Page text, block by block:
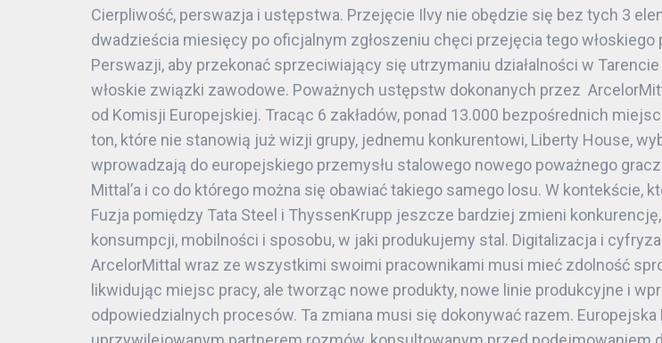
Cierpliwość, perswazja i ustępstwa. Przejęcie Ilvy nie obędzie się bez tych 3
dwadzieścia miesięcy po oficjalnym zgłoszeniu chęci przejęcia tego
Perswazji, aby przekonać sprzeciwiający się utrzymaniu działalności w
włoskie związki zawodowe. Poważnych ustępstw dokonanych przez
od Komisji Europejskiej. Tracąc 6 zakładów, ponad 13.000 bezpośrednich
ton, które nie stanowią już wizji grupy, jednemu konkurentowi, Liberty House,
wprowadzają do europejskiego przemysłu stalowego nowego poważnego
Mittal’a i co do którego można się obawiać takiego samego losu. W kontekście,
Fuzja pomiędzy Tata Steel i ThyssenKrupp jeszcze bardziej zmieni
konsumpcji, mobilności i sposobu, w jaki produkujemy stal. Digitalizacja i
ArcelorMittal wraz ze wszystkimi swoimi pracownikami musi mieć zdolność
likwidując miejsc pracy, ale tworząc nowe produkty, nowe linie produkcyjne i
odpowiedzialnych procesów. Ta zmiana musi się dokonywać razem.